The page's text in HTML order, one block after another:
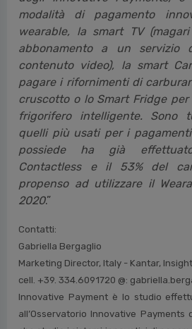
modalità di pagamento
wearable, la smart TV
abbonamento a un servizio
contenuto video), la smart
pagare i rifornimenti di
cruscotto o lo Smart Fridge
frigorifero intelligente. Sono
quelli più usati per i
possiede ha già
Contactless e il 53% del
propenso ad utilizzare il
2020.”
Contatti:
Gabriella Bergaglio
Marketing Director, Italy - Kantar,
cell. +39. 334.6091720 @:
Innovative Payment è lo studio
all’Osservatorio Innovative Payments